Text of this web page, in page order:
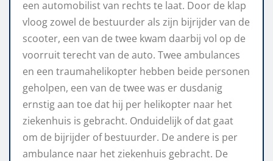
een automobilist van rechts te laat. Door de klap
vloog zowel de bestuurder als zijn bijrijder van de
scooter, een van de twee kwam daarbij vol op de
voorruit terecht van de auto. Twee ambulances
en een traumahelikopter hebben beide personen
geholpen, een van de twee was er dusdanig
ernstig aan toe dat hij per helikopter naar het
ziekenhuis is gebracht. Onduidelijk of dat gaat
om de bijrijder of bestuurder. De andere is per
ambulance naar het ziekenhuis gebracht. De